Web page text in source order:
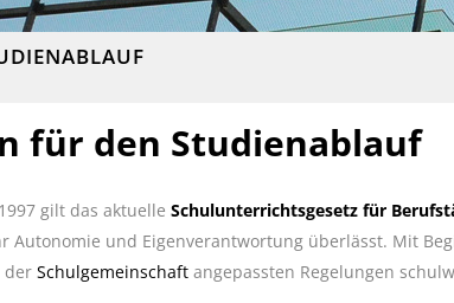
für den Studienablauf
gilt das aktuelle Schulunterrichtsgesetz für
Autonomie und Eigenverantwortung überlässt. Mit
der Schulgemeinschaft angepassten Regelungen